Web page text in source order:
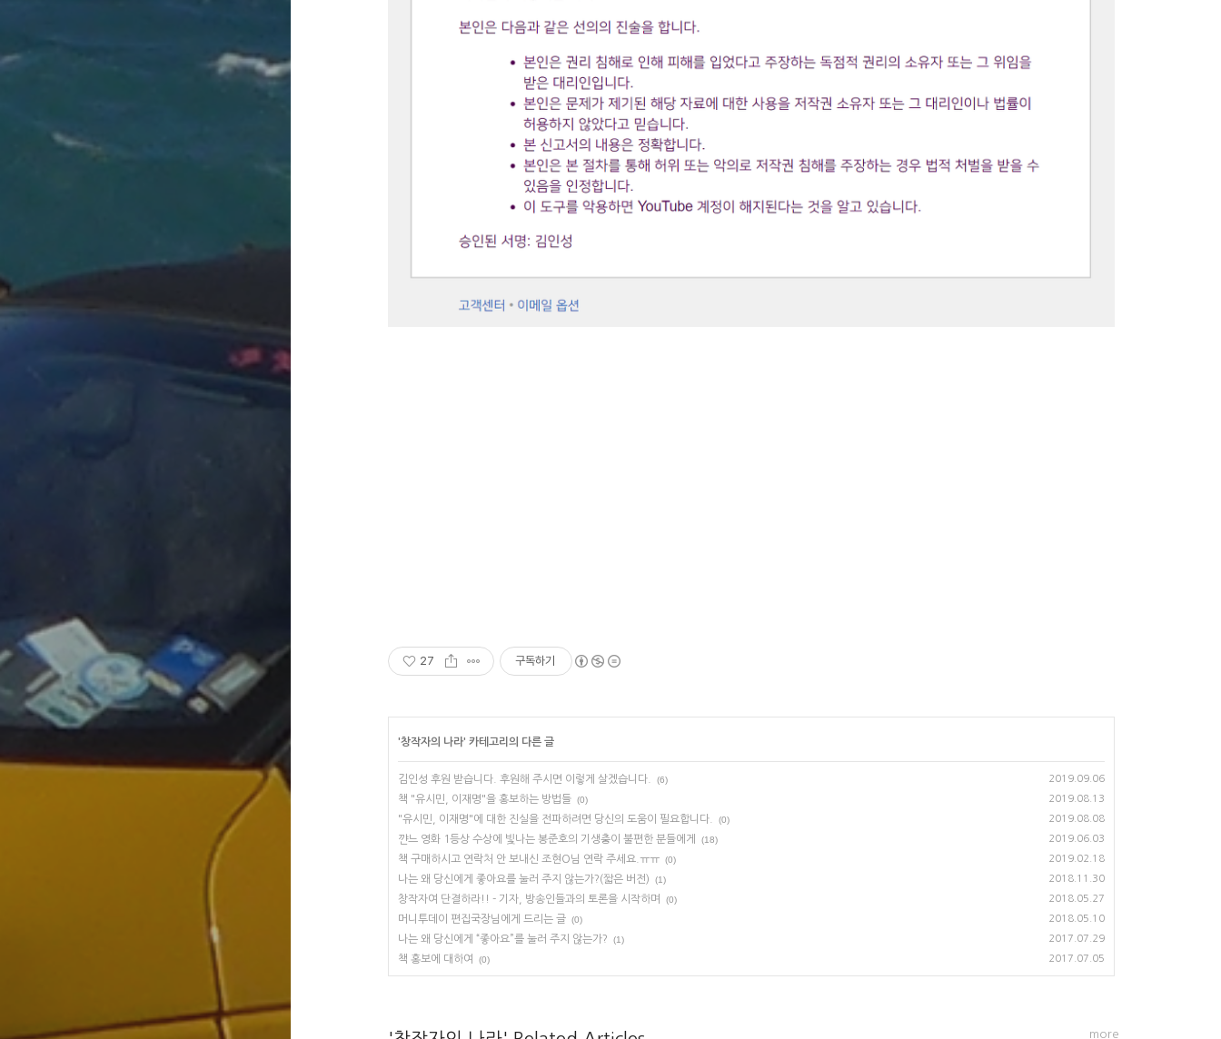
27 구독하기
'창작자의 나라' 카테고리의 다른 글
김인성 후원 받습니다. 후원해 주시면 이렇게 살겠습니다. (6) 2019.09.06
책 "유시민, 이재명"을 홍보하는 방법들 (0) 2019.08.13
"유시민, 이재명"에 대한 진실을 전파하려면 당신의 도움이 필요합니다. (0) 2019.08.08
꺈느 영화 1등상 수상에 빛나는 봉준호의 기생충이 불편한 분들에게 (18) 2019.06.03
책 구매하시고 연락처 안 보내신 조현O님 연락 주세요.ㅠㅠ (0) 2019.02.18
나는 왜 당신에게 좋아요를 눌러 주지 않는가?(짧은 버전) (1) 2018.11.30
창작자여 단결하라!! - 기자, 방송인들과의 토론을 시작하며 (0) 2018.05.27
머니투데이 편집국장님에게 드리는 글 (0) 2018.05.10
나는 왜 당신에게 “좋아요”를 눌러 주지 않는가? (1) 2017.07.29
책 홍보에 대하여 (0) 2017.07.05
more